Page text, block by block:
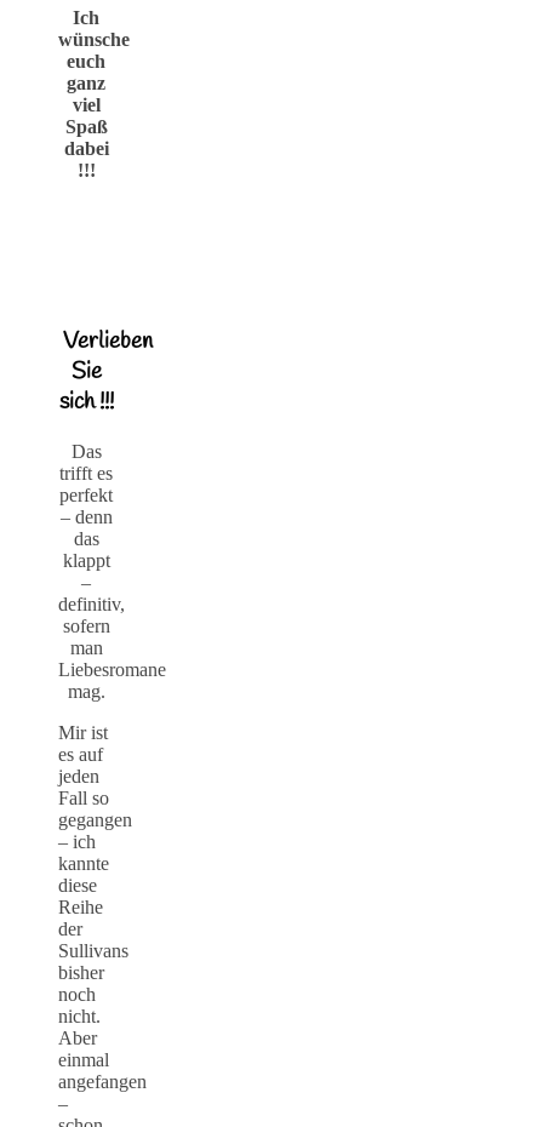
Ich
wünsche
euch
ganz
viel
Spaß
dabei
!!!
Verlieben
Sie
sich !!!
Das
trifft es
perfekt
– denn
das
klappt
–
definitiv,
sofern
man
Liebesromane
mag.
Mir ist
es auf
jeden
Fall so
gegangen
– ich
kannte
diese
Reihe
der
Sullivans
bisher
noch
nicht.
Aber
einmal
angefangen
–